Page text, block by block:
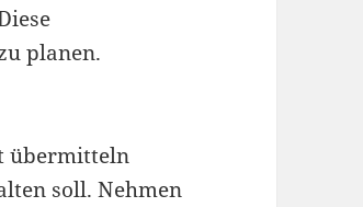
planen.
übermitteln
soll. Nehmen